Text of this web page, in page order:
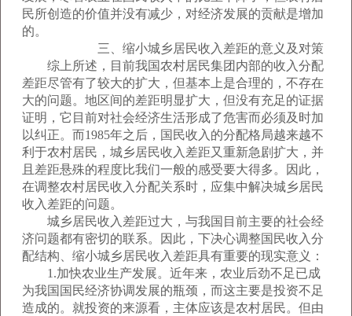
民所创造的价值并没有减少，对经济发展的贡献是增加
的。
三、缩小城乡居民收入差距的意义及对策
综上所述，目前我国农村居民集团内部的收入分配
差距尽管有了较大的扩大，但基本上是合理的，不存在
大的问题。地区间的差距明显扩大，但没有充足的证据
证明，它目前对社会经济生活形成了危害而必须及时加
以纠正。而1985年之后，国民收入的分配格局越来越不
利于农村居民，城乡居民收入差距又重新急剧扩大，并
且差距悬殊的程度比我们一般的感受要大得多。因此，
在调整农村居民收入分配关系时，应集中解决城乡居民
收入差距的问题。
城乡居民收入差距过大，与我国目前主要的社会经
济问题都有密切的联系。因此，下决心调整国民收入分
配结构、缩小城乡居民收入差距具有重要的现实意义：
1.加快农业生产发展。近年来，农业后劲不足已成
为我国国民经济协调发展的瓶颈，而这主要是投资不足
造成的。就投资的来源看，主体应该是农村居民。但由